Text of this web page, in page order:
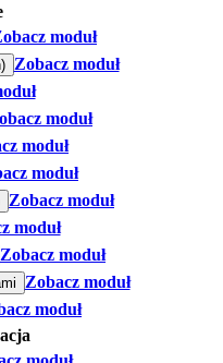
moduł
Zobacz moduł
moduł
moduł
moduł
Zobacz moduł
moduł
Zobacz moduł
Zobacz moduł
moduł